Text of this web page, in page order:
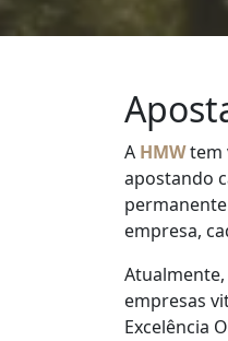
A HMWtem
apostando
empresa,
Atualmente,
empresas
Excelência